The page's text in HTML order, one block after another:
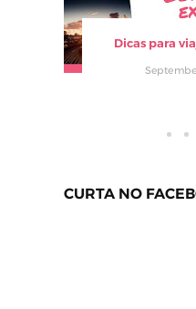
Dicas para
CURTA NO